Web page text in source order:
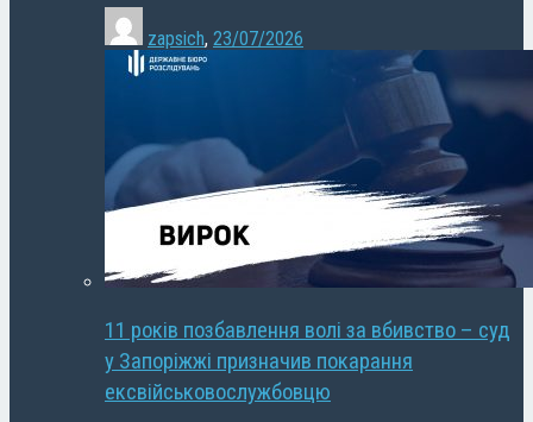
zapsich, 23/07/2026
11 років позбавлення волі за вбивство – суд
у Запоріжжі призначив покарання
ексвійськовослужбовцю